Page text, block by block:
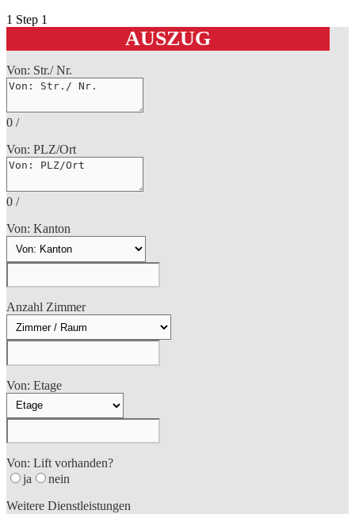
1 Step 1
AUSZUG
Von: Str./ Nr.
0 /
Von: PLZ/Ort
0 /
Von: Kanton
Anzahl Zimmer
Von: Etage
Von: Lift vorhanden?
ja
nein
Weitere Dienstleistungen